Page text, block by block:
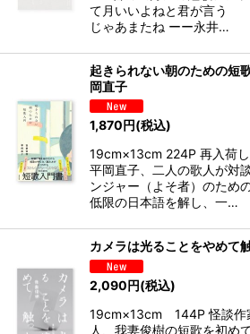
て月いいよねと君が言う
じゃあまたね ーー永井…
起きられない朝のための短
岡直子
1,870円(税込)
19cm×13cm 224P 再入荷
平岡直子、二人の歌人が対
ンジャー（よそ者）のため
低限の日本語を解し、一…
カメラは光ることをやめて
2,090円(税込)
19cm×13cm 144P 怪談作
人、我妻俊樹の短歌を初め